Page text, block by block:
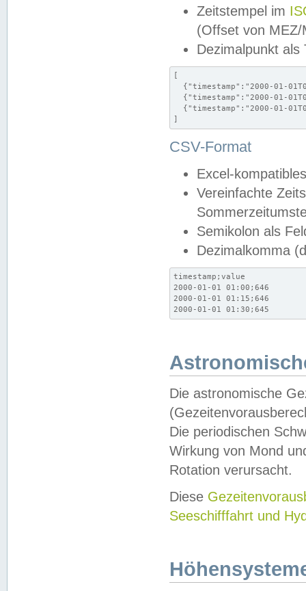
Zeitstempel im
(Offset von MEZ/
Dezimalpunkt als
[
{"timestamp":"2000-01-
{"timestamp":"2000-01-
{"timestamp":"2000-01-
]
CSV-Format
Excel-
Vereinfachte
Semikolon als
Dezimalkomma
timestamp;value
2000-01-01 01:00;646
2000-01-01 01:15;646
2000-01-01 01:30;645
Die astronomische
Die periodischen
Wirkung von Mond
Rotation verursacht.
Diese
Seeschifffahrt und